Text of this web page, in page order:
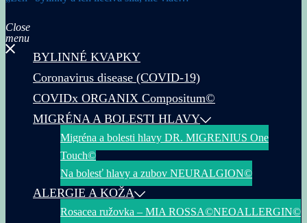
Close
menu
BYLINNÉ KVAPKY
Coronavirus disease (COVID-19)
COVIDx ORGANIX Compositum©
MIGRÉNA A BOLESTI HLAVY
Migréna a bolesti hlavy DR. MIGRENIUS One
Touch©
Na bolesť hlavy a zubov NEURALGION©
ALERGIE A KOŽA
Rosacea ružovka – MIA ROSSA©NEOALLERGIN©